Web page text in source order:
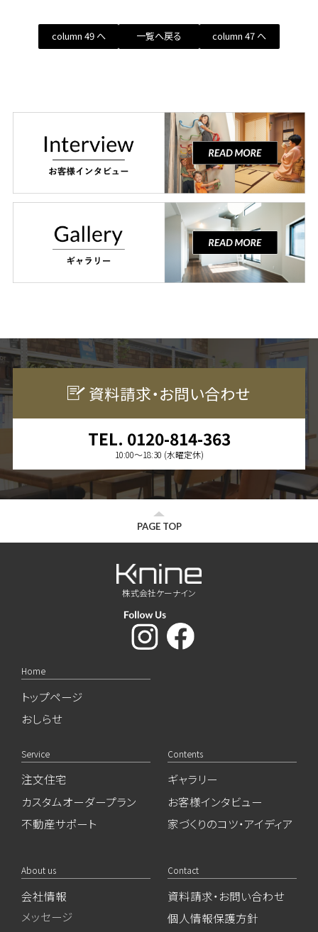
column 49 へ 一覧へ戻る column 47 へ
資料請求・お問い合わせ
TEL. 0120-814-363
10:00〜18:30 (水曜定休)
PAGE TOP
株式会社ケーナイン
Home
トップページ
おしらせ
Service
注文住宅
カスタムオーダープラン
不動産サポート
Contents
ギャラリー
お客様インタビュー
家づくりのコツ・アイディア
About us
会社情報
メッセージ
Contact
資料請求・お問い合わせ
個人情報保護方針